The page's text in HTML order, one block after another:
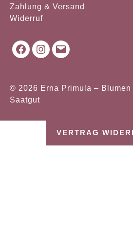
Zahlung & Versand
Widerruf
Facebook
Instagram
Mail
© 2026 Erna Primula – Blumen
Saatgut
VERTRAG